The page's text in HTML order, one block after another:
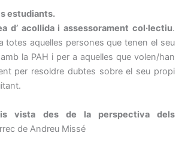
estudiants.
d’ acollida i assessorament col·lectiu.
totes aquelles persones que tenen el seu
la PAH i per a aquelles que volen/han
per resoldre dubtes sobre el seu propi
vista des de la perspectiva dels
de Andreu Missé